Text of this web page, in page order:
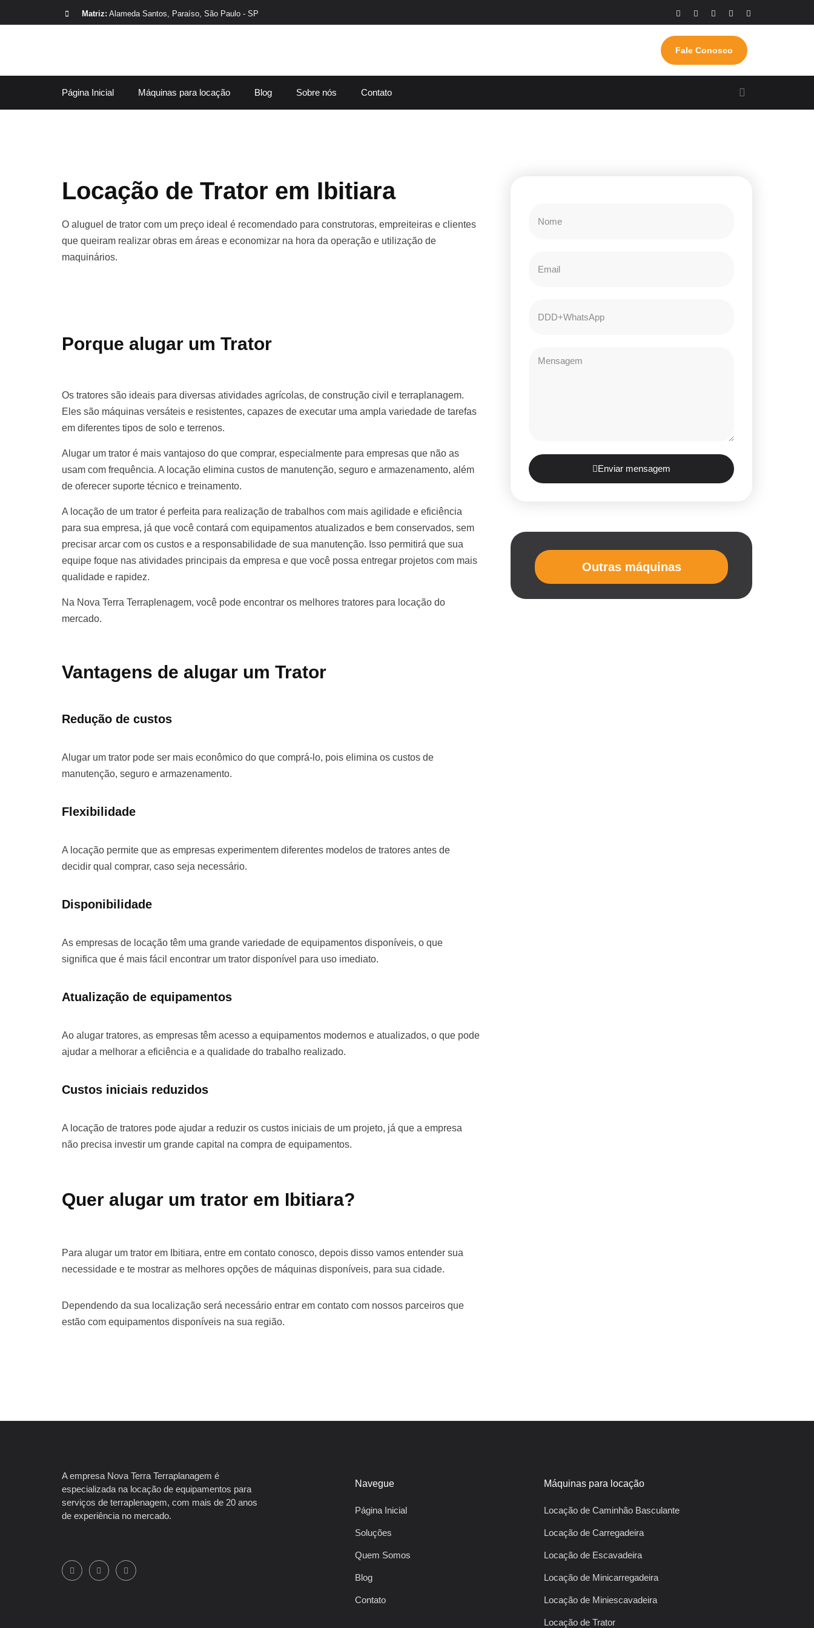
Matriz: Alameda Santos, Paraíso, São Paulo - SP
Fale Conosco
Página Inicial Máquinas para locação Blog Sobre nós Contato
Locação de Trator em Ibitiara
O aluguel de trator com um preço ideal é recomendado para construtoras, empreiteiras e clientes
que queiram realizar obras em áreas e economizar na hora da operação e utilização de
maquinários.
Porque alugar um Trator
Os tratores são ideais para diversas atividades agrícolas, de construção civil e terraplanagem.
Eles são máquinas versáteis e resistentes, capazes de executar uma ampla variedade de tarefas
em diferentes tipos de solo e terrenos.
Alugar um trator é mais vantajoso do que comprar, especialmente para empresas que não as
usam com frequência. A locação elimina custos de manutenção, seguro e armazenamento, além
de oferecer suporte técnico e treinamento.
A locação de um trator é perfeita para realização de trabalhos com mais agilidade e eficiência
para sua empresa, já que você contará com equipamentos atualizados e bem conservados, sem
precisar arcar com os custos e a responsabilidade de sua manutenção. Isso permitirá que sua
equipe foque nas atividades principais da empresa e que você possa entregar projetos com mais
qualidade e rapidez.
Na Nova Terra Terraplenagem, você pode encontrar os melhores tratores para locação do
mercado.
Vantagens de alugar um Trator
Redução de custos
Alugar um trator pode ser mais econômico do que comprá-lo, pois elimina os custos de
manutenção, seguro e armazenamento.
Flexibilidade
A locação permite que as empresas experimentem diferentes modelos de tratores antes de
decidir qual comprar, caso seja necessário.
Disponibilidade
As empresas de locação têm uma grande variedade de equipamentos disponíveis, o que
significa que é mais fácil encontrar um trator disponível para uso imediato.
Atualização de equipamentos
Ao alugar tratores, as empresas têm acesso a equipamentos modernos e atualizados, o que pode
ajudar a melhorar a eficiência e a qualidade do trabalho realizado.
Custos iniciais reduzidos
A locação de tratores pode ajudar a reduzir os custos iniciais de um projeto, já que a empresa
não precisa investir um grande capital na compra de equipamentos.
Quer alugar um trator em Ibitiara?
Para alugar um trator em Ibitiara, entre em contato conosco, depois disso vamos entender sua
necessidade e te mostrar as melhores opções de máquinas disponíveis, para sua cidade.
Dependendo da sua localização será necessário entrar em contato com nossos parceiros que
estão com equipamentos disponíveis na sua região.
Enviar mensagem
Outras máquinas
A empresa Nova Terra Terraplanagem é
especializada na locação de equipamentos para
serviços de terraplenagem, com mais de 20 anos
de experiência no mercado.
Navegue
Página Inicial
Soluções
Quem Somos
Blog
Contato
Máquinas para locação
Locação de Caminhão Basculante
Locação de Carregadeira
Locação de Escavadeira
Locação de Minicarregadeira
Locação de Miniescavadeira
Locação de Trator